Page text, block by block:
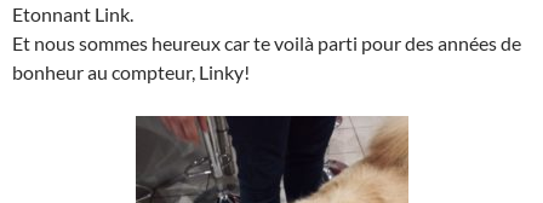
Etonnant Link.
Et nous sommes heureux car te voilà parti pour des années de
bonheur au compteur, Linky!